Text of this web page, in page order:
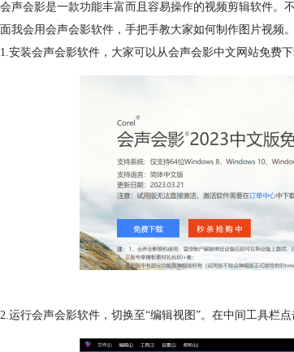
会声会影是一款功能丰富而且容易操作的视频剪辑软件。
面我会用会声会影软件，手把手教大家如何制作图片视频。
1.安装会声会影软件，大家可以从会声会影中文网站免费
2.运行会声会影软件，切换至“编辑视图”。在中间工具栏点